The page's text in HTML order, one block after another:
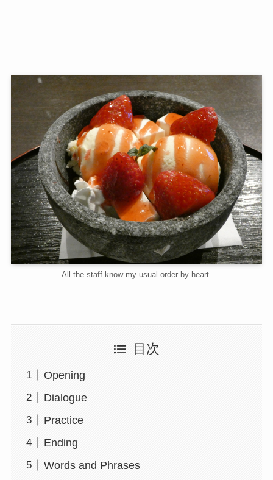
All the staff know my usual order by heart.
目次
Opening
Dialogue
Practice
Ending
Words and Phrases